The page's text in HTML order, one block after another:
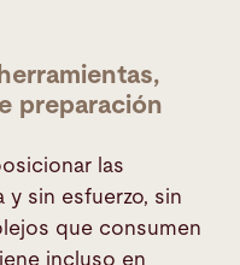
preparación
las
y sin esfuerzo, sin
que consumen
incluso en